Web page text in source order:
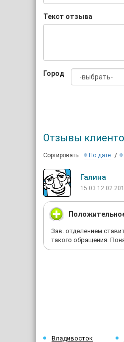
Текст отзыва
Город
Отзывы
Сортировать: По дате
Галина
15:03
Зав. отделением
такого обращения.
Владивосток